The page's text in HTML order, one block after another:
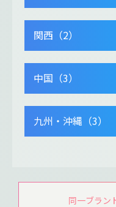
関西（2）
中国（3）
九州・沖縄（3）
同一ブラン